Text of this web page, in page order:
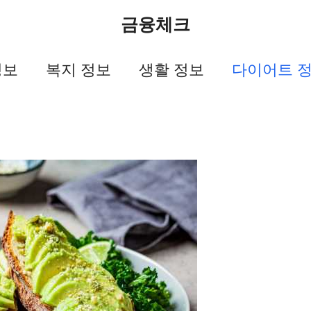
금융체크
복지 정보 생활 정보 다이어트